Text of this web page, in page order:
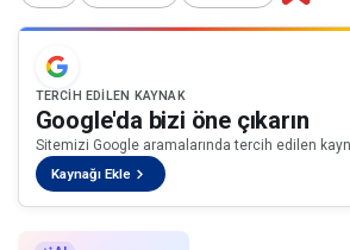
TERCIH EDILEN KAYNAK
Google'da bizi öne çıkarın
Sitemizi Google aramalarında tercih edilen
Kaynağı Ekle